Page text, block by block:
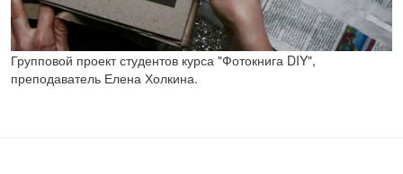
Групповой проект студентов курса "Фотокнига DIY",
преподаватель Елена Холкина.